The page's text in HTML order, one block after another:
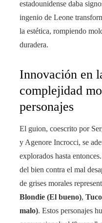
estadounidense daba
ingenio de Leone
la estética, rompiendo
duradera.
Innovación en
complejidad
personajes
El guion, coescrito por
y Agenore Incrocci, se
explorados hasta
del bien contra el mal
de grises morales
Blondie (El bueno),
malo). Estos personajes